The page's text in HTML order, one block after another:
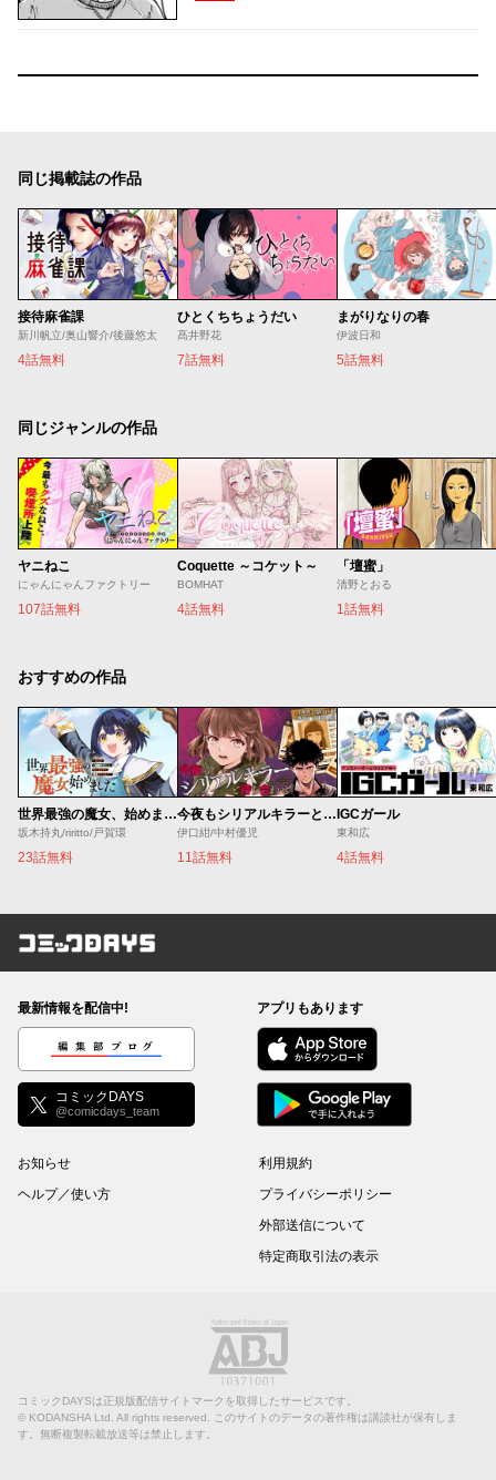
同じ掲載誌の作品
接待麻雀課
新川帆立/奥山響介/後藤悠太
4話無料
ひとくちちょうだい
髙井野花
7話無料
まがりなりの春
伊波日和
5話無料
同じジャンルの作品
ヤニねこ
にゃんにゃんファクトリー
107話無料
Coquette ～コケット～
BOMHAT
4話無料
「壇蜜」
清野とおる
1話無料
おすすめの作品
世界最強の魔女、始めました ～私だけ『攻略サイト』を見れる世界で自由に生きます～
坂木持丸/riritto/戸賀環
23話無料
今夜もシリアルキラーと待ち合わせ
伊口紺/中村優児
11話無料
IGCガール
東和広
4話無料
コミックDAYS
最新情報を配信中!
編集部ブログ
コミックDAYS
@comicdays_team
アプリもあります
お知らせ
ヘルプ／使い方
利用規約
プライバシーポリシー
外部送信について
特定商取引法の表示
コミックDAYSは正規版配信サイトマークを取得したサービスです。
© KODANSHA Ltd. All rights reserved. このサイトのデータの著作権は講談社が保有しま
す。無断複製転載放送等は禁止します。